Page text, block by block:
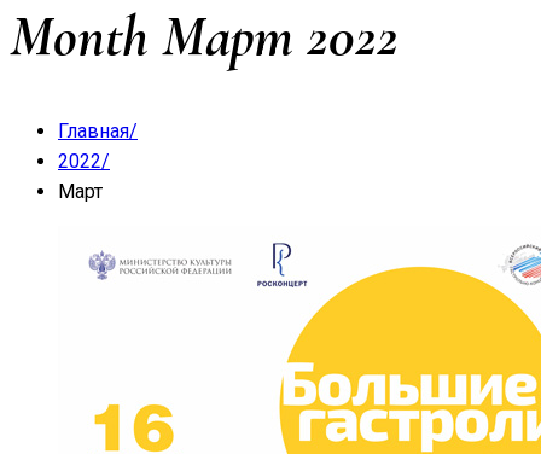
Month Март 2022
Главная/
2022/
Март